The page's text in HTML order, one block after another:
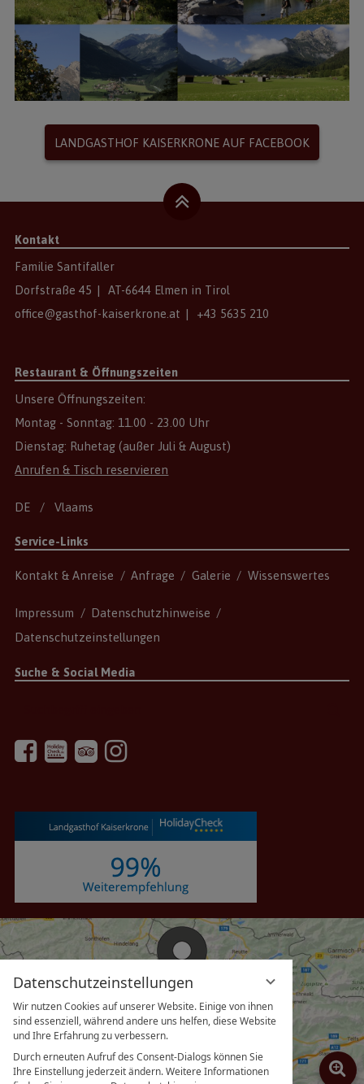
Datenschutzeinstellungen
Wir nutzen Cookies auf unserer Website. Einige von ihnen
sind essenziell, während andere uns helfen, diese Website
und Ihre Erfahrung zu verbessern.
Durch erneuten Aufruf des Consent-Dialogs können Sie
Ihre Einstellung jederzeit ändern. Weitere Informationen
LANDGASTHOF KAISERKRONE AUF FACEBOOK
Kontakt
Familie Santifaller
Dorfstraße 45 | AT-6644 Elmen in Tirol
office@gasthof-kaiserkrone.at | +43 5635 210
Restaurant & Öffnungszeiten
Unsere Öffnungszeiten:
Montag - Sonntag: 11.00 - 23.00 Uhr
Dienstag: Ruhetag (außer Juli & August)
Anrufen & Tisch reservieren
DE Vlaams
Service-Links
Kontakt & Anreise Anfrage Galerie Wissenswertes
Impressum
Datenschutzhinweise
Datenschutzeinstellungen
Suche & Social Media